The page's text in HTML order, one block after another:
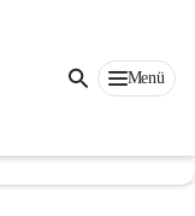
Menü
Gabersdorf